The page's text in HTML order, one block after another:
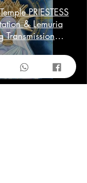
PRIESTESS
& Lemuria
Transmission
Frequency)
la vidéo